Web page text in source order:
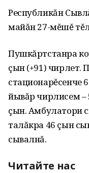
Республикăн
майăн 27-мĕшĕ
Пушкăртстанра
çын (+91) чирлет.
стационарĕсенче
йывăр чирлисем –
çын. Амбулатори
талăкра 46 çын
сывалнă.
Читайте нас